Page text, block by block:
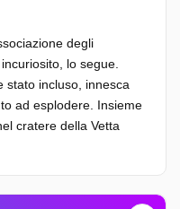
degli
lo segue.
stato incluso, innesca
ad esplodere. Insieme
cratere della Vetta